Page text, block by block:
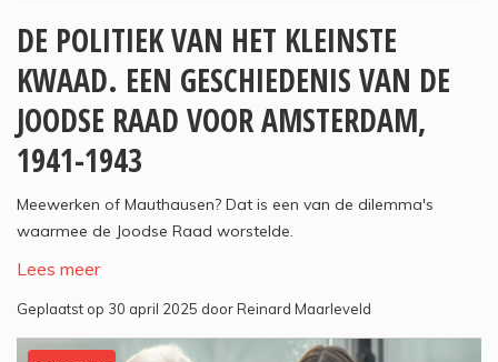
DE POLITIEK VAN HET KLEINSTE
KWAAD. EEN GESCHIEDENIS VAN DE
JOODSE RAAD VOOR AMSTERDAM,
1941-1943
Meewerken of Mauthausen? Dat is een van de dilemma's
waarmee de Joodse Raad worstelde.
Lees meer
Geplaatst op 30 april 2025 door Reinard Maarleveld